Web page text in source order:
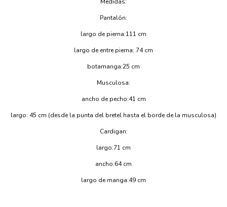
Pantalón:
largo de pierna:111 cm
largo de entre pierna: 74 cm
botamanga:25 cm
Musculosa:
ancho de pecho:41 cm
largo: 45 cm (desde la punta del bretel hasta el borde de la musculosa)
Cardigan:
largo:71 cm
ancho:64 cm
largo de manga:49 cm